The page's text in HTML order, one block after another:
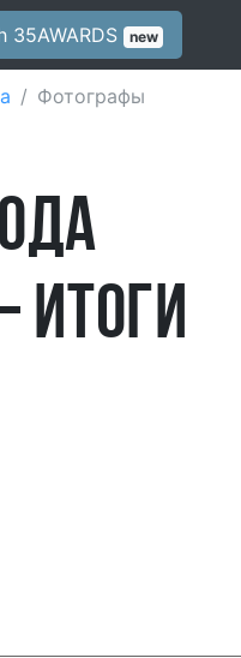
35AWARDS new
Фотографы
итоги